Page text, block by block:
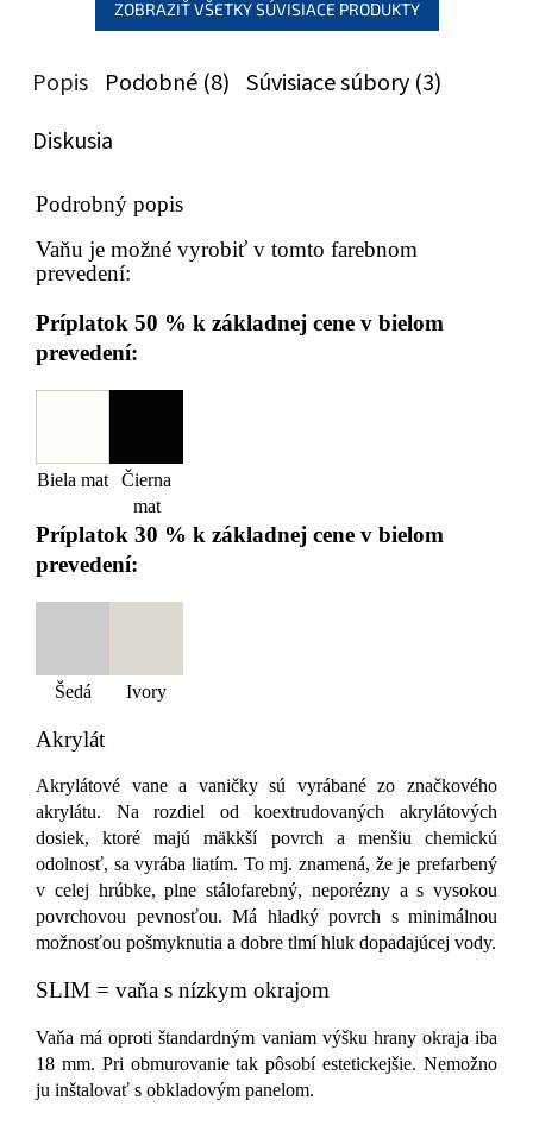
ZOBRAZIŤ VŠETKY SÚVISIACE PRODUKTY
Popis Podobné (8) Súvisiace súbory (3)
Diskusia
Podrobný popis
Vaňu je možné vyrobiť v tomto farebnom
prevedení:
Príplatok 50 % k základnej cene v bielom
prevedení:
Biela mat
Čierna
mat
Príplatok 30 % k základnej cene v bielom
prevedení:
Šedá Ivory
Akrylát
Akrylátové vane a vaničky sú vyrábané zo značkového
akrylátu. Na rozdiel od koextrudovaných akrylátových
dosiek, ktoré majú mäkkší povrch a menšiu chemickú
odolnosť, sa vyrába liatím. To mj. znamená, že je prefarbený
v celej hrúbke, plne stálofarebný, neporézny a s vysokou
povrchovou pevnosťou. Má hladký povrch s minimálnou
možnosťou pošmyknutia a dobre tlmí hluk dopadajúcej vody.
SLIM = vaňa s nízkym okrajom
Vaňa má oproti štandardným vaniam výšku hrany okraja iba
18 mm. Pri obmurovanie tak pôsobí estetickejšie. Nemožno
ju inštalovať s obkladovým panelom.